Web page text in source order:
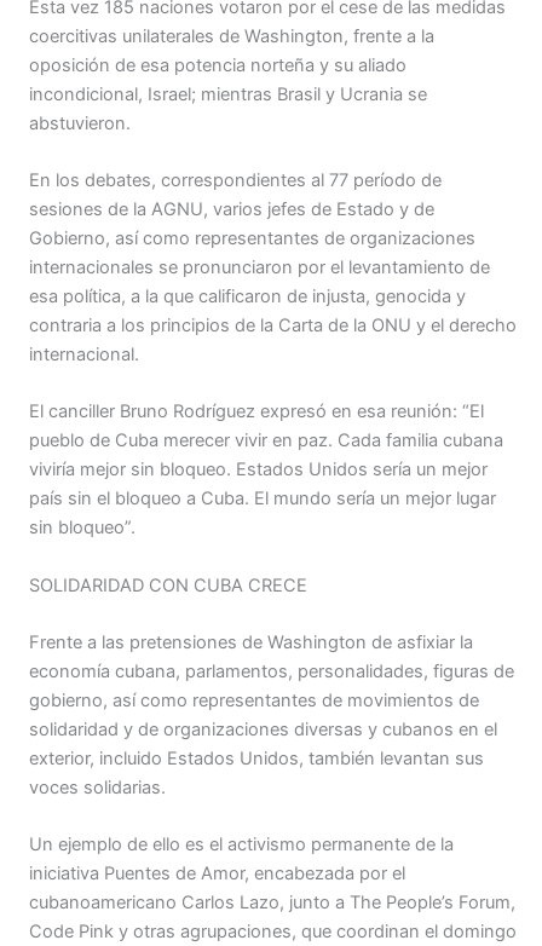
Esta vez 185 naciones votaron por el cese de las medidas
coercitivas unilaterales de Washington, frente a la
oposición de esa potencia norteña y su aliado
incondicional, Israel; mientras Brasil y Ucrania se
abstuvieron.
En los debates, correspondientes al 77 período de
sesiones de la AGNU, varios jefes de Estado y de
Gobierno, así como representantes de organizaciones
internacionales se pronunciaron por el levantamiento de
esa política, a la que calificaron de injusta, genocida y
contraria a los principios de la Carta de la ONU y el derecho
internacional.
El canciller Bruno Rodríguez expresó en esa reunión: “El
pueblo de Cuba merecer vivir en paz. Cada familia cubana
viviría mejor sin bloqueo. Estados Unidos sería un mejor
país sin el bloqueo a Cuba. El mundo sería un mejor lugar
sin bloqueo”.
SOLIDARIDAD CON CUBA CRECE
Frente a las pretensiones de Washington de asfixiar la
economía cubana, parlamentos, personalidades, figuras de
gobierno, así como representantes de movimientos de
solidaridad y de organizaciones diversas y cubanos en el
exterior, incluido Estados Unidos, también levantan sus
voces solidarias.
Un ejemplo de ello es el activismo permanente de la
iniciativa Puentes de Amor, encabezada por el
cubanoamericano Carlos Lazo, junto a The People’s Forum,
Code Pink y otras agrupaciones, que coordinan el domingo